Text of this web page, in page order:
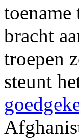
toename
bracht
troepen
steunt